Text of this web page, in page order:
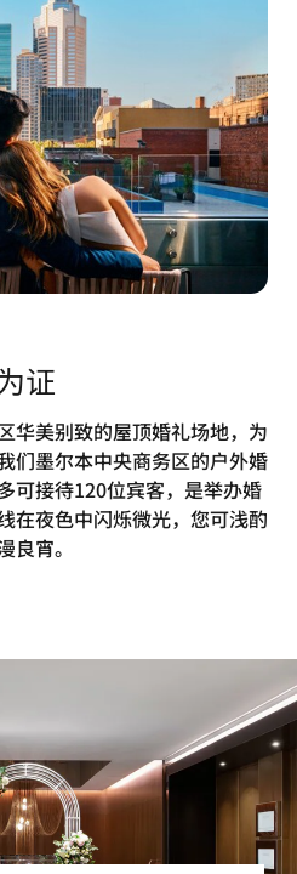
证
华美别致的屋顶婚礼场地，为
们墨尔本中央商务区的户外婚
可接待120位宾客，是举办婚
在夜色中闪烁微光，您可浅酌
良宵。